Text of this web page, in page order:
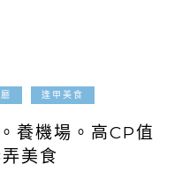
逢甲美食
養機場。高CP值
美食